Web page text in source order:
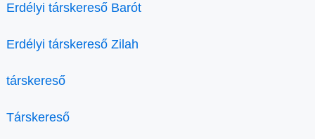
Erdélyi társkereső Barót
Erdélyi társkereső Zilah
társkereső
Társkereső